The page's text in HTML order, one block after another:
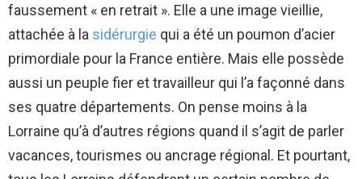
faussement « en retrait ». Elle a une image vieillie,
attachée à la sidérurgie qui a été un poumon d’acier
primordiale pour la France entière. Mais elle possède
aussi un peuple fier et travailleur qui l’a façonné dans
ses quatre départements. On pense moins à la
Lorraine qu’à d’autres régions quand il s’agit de parler
vacances, tourismes ou ancrage régional. Et pourtant,